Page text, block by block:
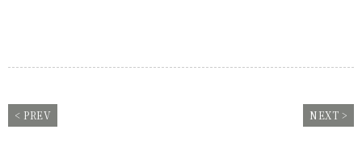
< PREV NEXT >